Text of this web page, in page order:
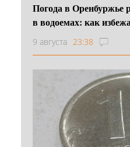
Погода в Оренбуржье
в водоемах: как
9 августа 23:38